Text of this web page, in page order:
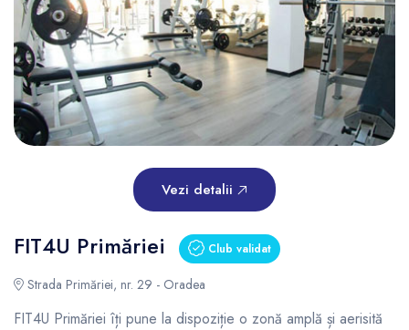
Vezi detalii
FIT4U Primăriei Club validat
Strada Primăriei, nr. 29 - Oradea
FIT4U Primăriei îți pune la dispoziție o zonă amplă și aerisită